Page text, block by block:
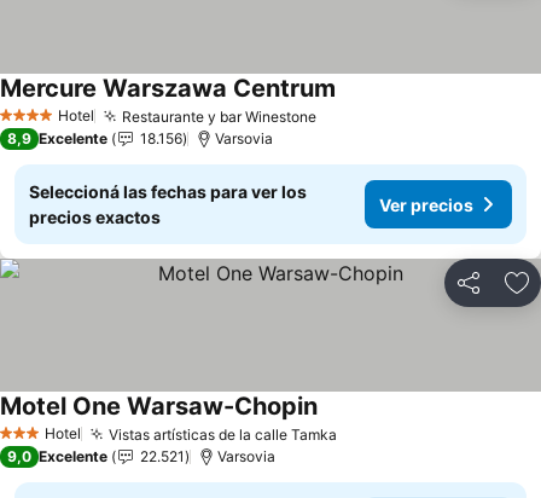
4 EstrellasHotel Restaurante y bar WinestoneVer precios
Mercure Warszawa Centrum
8,9 Excelente 18.156 Varsovia
Seleccioná las fechas para ver los
precios exactos
Ver precios
Compartir
3 Estrellas
Hotel Vistas artísticas de la calle Tamka
Motel One Warsaw-ChopinVer precios
9,0 Excelente 22.521 Varsovia